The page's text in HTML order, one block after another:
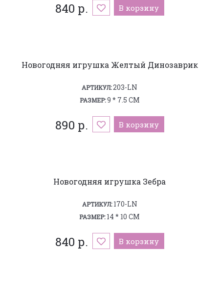
840 р. В корзину
Новогодняя игрушка Желтый Динозаврик
АРТИКУЛ:203-LN
РАЗМЕР:9 * 7.5 СМ
890 р. В корзину
Новогодняя игрушка Зебра
АРТИКУЛ:170-LN
РАЗМЕР:14 * 10 СМ
840 р. В корзину